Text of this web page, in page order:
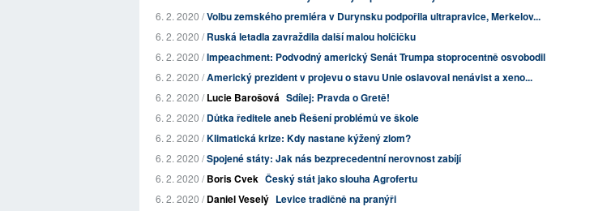
6. 2. 2020 /Volbu zemského premiéra v Durynsku podpořila ultrapravice, Merkelov...
6. 2. 2020 /Ruská letadla zavraždila další malou holčičku
6. 2. 2020 /Impeachment: Podvodný americký Senát Trumpa stoprocentně osvobodil
6. 2. 2020 /Americký prezident v projevu o stavu Unie oslavoval nenávist a xeno...
6. 2. 2020 /Lucie Barošová Sdílej: Pravda o Gretě!
6. 2. 2020 /Důtka ředitele aneb Řešení problémů ve škole
6. 2. 2020 /Klimatická krize: Kdy nastane kýžený zlom?
6. 2. 2020 /Spojené státy: Jak nás bezprecedentní nerovnost zabíjí
6. 2. 2020 /Boris Cvek Český stát jako slouha Agrofertu
6. 2. 2020 /Daniel Veselý Levice tradičně na pranýři